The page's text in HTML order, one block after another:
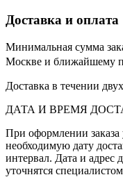
Доставка и оплата
Минимальная сумма
Москве и ближайшему
Доставка в течении
ДАТА И ВРЕМЯ
При оформлении заказа
необходимую дату
интервал. Дата и адрес
уточнятся